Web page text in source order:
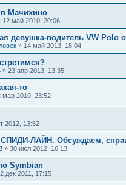
в Мачихино
12 май 2010, 20:06
девушка-водитель VW Polo
» 14 май 2013, 18:04
» 23 апр 2013, 13:35
то
мар 2010, 23:52
2012, 13:52
СПИДИ-ЛАЙН. Обсуждаем,
» 30 июл 2012, 16:13
Symbian
дек 2011, 17:15